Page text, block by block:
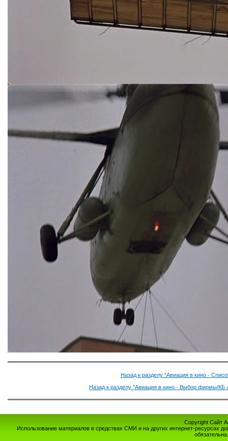
Назад к разделу "Авиация в кино -
Назад к разделу "Авиация в кино - Выбор фирмы/КБ
Copyright Сайт
Использование материалов в средствах СМИ и на других интернет-ресурсах
обязательна.